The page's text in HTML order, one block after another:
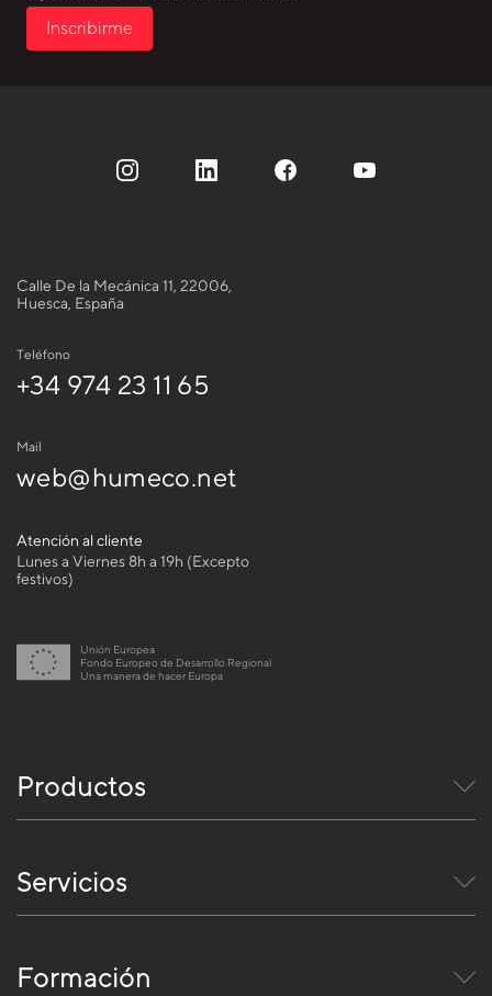
Inscribirme
Calle De la Mecánica 11, 22006,
Huesca, España
Teléfono
+34 974 23 11 65
Mail
web@humeco.net
Atención al cliente
Lunes a Viernes 8h a 19h (Excepto
festivos)
Unión Europea
Fondo Europeo de Desarrollo Regional
Una manera de hacer Europa
Productos
Servicios
Formación